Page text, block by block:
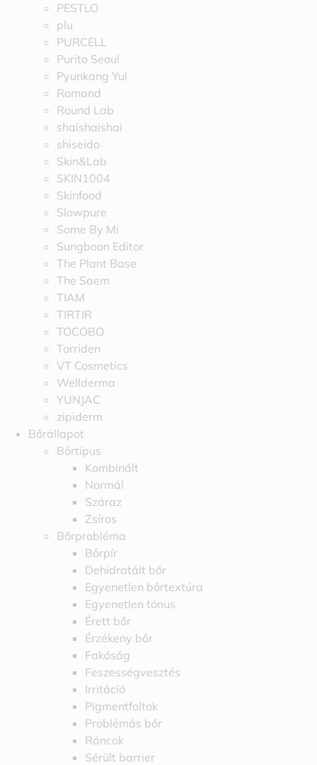
PESTLO
plu
PURCELL
Purito Seoul
Pyunkang Yul
Romand
Round Lab
shaishaishai
shiseido
Skin&Lab
SKIN1004
Skinfood
Slowpure
Some By Mi
Sungboon Editor
The Plant Base
The Saem
TIAM
TIRTIR
TOCOBO
Torriden
VT Cosmetics
Wellderma
YUNJAC
zipiderm
Bőrállapot
Bőrtípus
Kombinált
Normál
Száraz
Zsíros
Bőrprobléma
Bőrpír
Dehidratált bőr
Egyenetlen bőrtextúra
Egyenetlen tónus
Érett bőr
Érzékeny bőr
Fakóság
Feszességvesztés
Irritáció
Pigmentfoltok
Problémás bőr
Ráncok
Sérült barrier